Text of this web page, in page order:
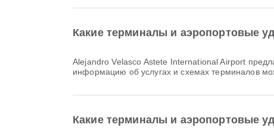
Какие терминалы и аэропортовые
Alejandro Velasco Astete International Airport предлагает Такси и множество других удобств, чтобы сделать ваше путешествие комфортнее. Подробную
информацию об услугах и схемах терминалов
Какие терминалы и аэропортовые